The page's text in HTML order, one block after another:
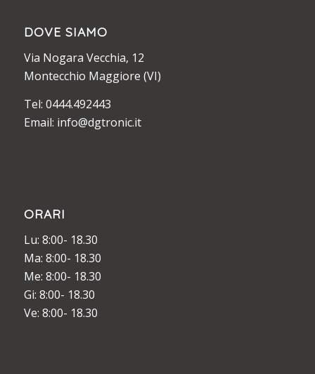
DOVE SIAMO
Via Nogara Vecchia, 12
Montecchio Maggiore (VI)
Tel: 0444.492443
Email: info@dgtronic.it
ORARI
Lu: 8:00- 18.30
Ma: 8:00- 18.30
Me: 8:00- 18.30
Gi: 8:00- 18.30
Ve: 8:00- 18.30